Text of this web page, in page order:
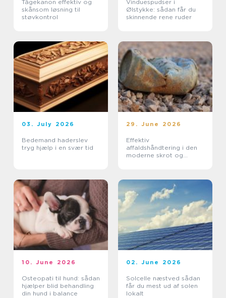
Tågekanon effektiv og
skånsom løsning til
støvkontrol
Vinduespudser i
Ølstykke: sådan får du
skinnende rene ruder
03. July 2026
Bedemand haderslev
tryg hjælp i en svær tid
29. June 2026
Effektiv
affaldshåndtering i den
moderne skrot og
10. June 2026
Osteopati til hund: sådan
hjælper blid behandling
din hund i balance
02. June 2026
Solcelle næstved sådan
får du mest ud af solen
lokalt